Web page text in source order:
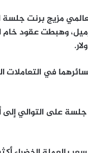
في التعاملات